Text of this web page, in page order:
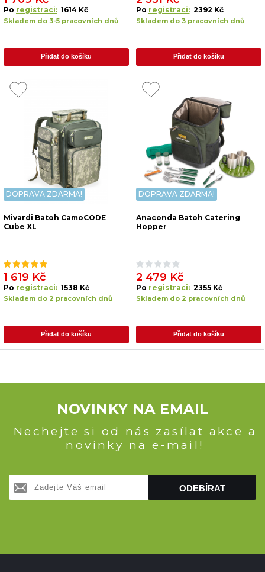
Po registraci: 1614 Kč
Skladem do 3-5 pracovních dnů
Přidat do košíku
Po registraci: 2392 Kč
Skladem do 3 pracovních dnů
Přidat do košíku
DOPRAVA ZDARMA!
Mivardi Batoh CamoCODE
Cube XL
1 619 Kč
Po registraci: 1538 Kč
Skladem do 2 pracovních dnů
Přidat do košíku
DOPRAVA ZDARMA!
Anaconda Batoh Catering
Hopper
2 479 Kč
Po registraci: 2355 Kč
Skladem do 2 pracovních dnů
Přidat do košíku
NOVINKY NA EMAIL
Nechejte si od nás zasílat akce a
novinky na e-mail!
ODEBÍRAT